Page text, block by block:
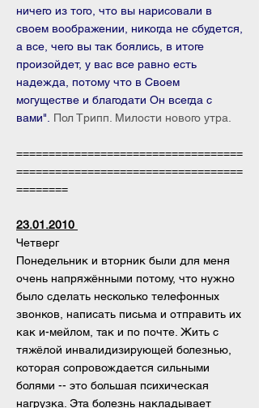
ничего из того, что вы нарисовали в
своем воображении, никогда не сбудется,
а все, чего вы так боялись, в итоге
произойдет, у вас все равно есть
надежда, потому что в Своем
могуществе и благодати Он всегда с
вами". Пол Трипп. Милости нового утра.
===================================
===================================
========
23.01.2010
Четверг
Понедельник и вторник были для меня
очень напряжёнными потому, что нужно
было сделать несколько телефонных
звонков, написать письма и отправить их
как и-мейлом, так и по почте. Жить с
тяжёлой инвалидизирующей болезнью,
которая сопровождается сильными
болями -- это большая психическая
нагрузка. Эта болезнь накладывает